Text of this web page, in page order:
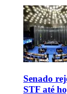
Senado
STF até